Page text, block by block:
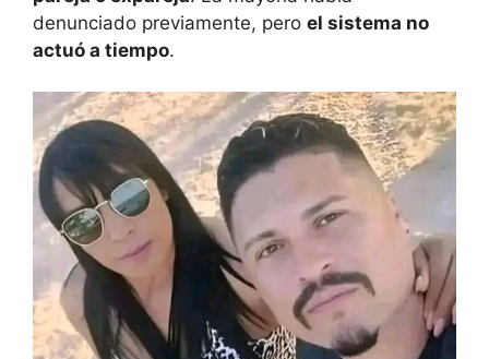
denunciado previamente, pero el sistema no
actuó a tiempo.